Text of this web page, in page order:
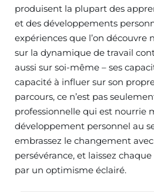
produisent la plupart des
et des développements
expériences que l’on découvre
sur la dynamique de travail
aussi sur soi-même – ses
capacité à influer sur son
parcours, ce n’est pas
professionnelle qui est nourrie
développement personnel au
embrassez le changement
persévérance, et laissez
par un optimisme éclairé.